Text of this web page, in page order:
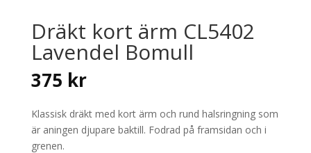
Dräkt kort ärm CL5402
Lavendel Bomull
375 kr
Klassisk dräkt med kort ärm och rund halsringning som
är aningen djupare baktill. Fodrad på framsidan och i
grenen.